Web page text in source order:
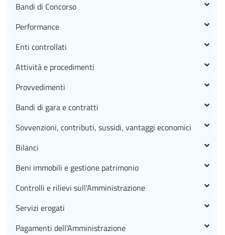
Bandi di Concorso
Performance
Enti controllati
Attività e procedimenti
Provvedimenti
Bandi di gara e contratti
Sovvenzioni, contributi, sussidi, vantaggi economici
Bilanci
Beni immobili e gestione patrimonio
Controlli e rilievi sull'Amministrazione
Servizi erogati
Pagamenti dell'Amministrazione